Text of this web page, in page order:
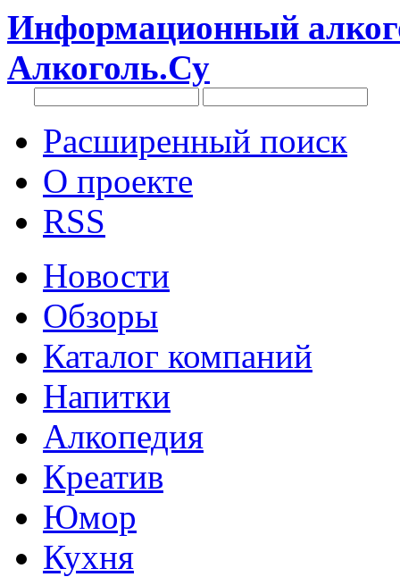
Информационный
Алкоголь.Су
Расширенный поиск
О проекте
RSS
Новости
Обзоры
Каталог компаний
Напитки
Алкопедия
Креатив
Юмор
Кухня